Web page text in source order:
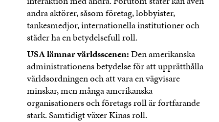
andra aktörer, såsom företag, lobbyister,
tankesmedjor, internationella institutioner och
städer ha en betydelsefull roll.
USA lämnar världsscenen:Den amerikanska
administrationens betydelse för att upprätthålla
världsordningen och att vara en vägvisare
minskar, men många amerikanska
organisationers och företags roll är fortfarande
stark. Samtidigt växer Kinas roll.